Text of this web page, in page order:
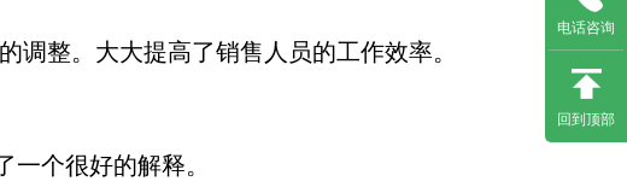
电话咨询
回到顶部
整。大大提高了销售人员的工作效率。
个很好的解释。